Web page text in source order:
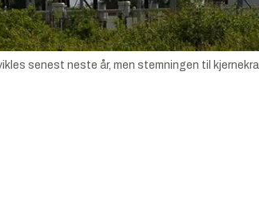
senest neste år, men stemningen til